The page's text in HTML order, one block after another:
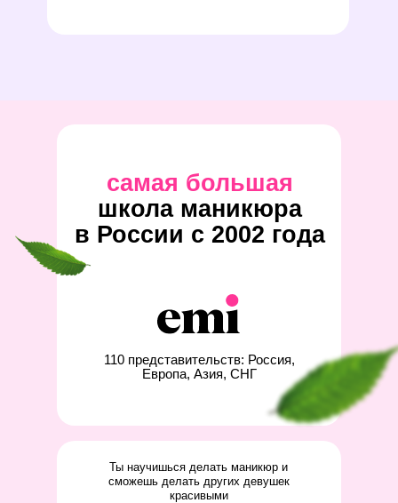
Ты научишься делать маникюр и
сможешь делать других девушек
красивыми
самая большая
школа маникюра
в России с 2002 года
110 представительств: Россия,
Европа, Азия, СНГ